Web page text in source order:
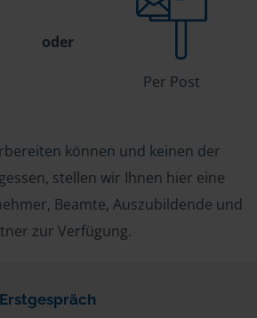
oder
Per Post
können und keinen der
stellen wir Ihnen hier eine
Beamte, Auszubildende und
zur Verfügung.